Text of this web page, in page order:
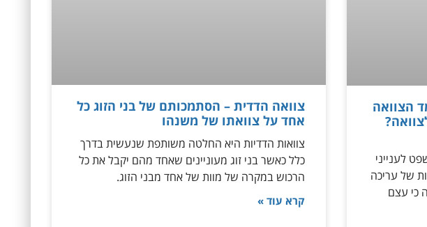
הצוואה
לענייני
של עריכה
כי עצם
צוואה הדדית – הסתמכותם של בני הזוג כל
אחד על צוואתו של משנהו
צוואות הדדיות היא החלטה משותפת שנעשית בדרך
כלל כאשר בני זוג מעוניינים שאחד מהם יקבל את כל
הרכוש במקרה של מוות של אחד מבני הזוג.
קרא עוד »